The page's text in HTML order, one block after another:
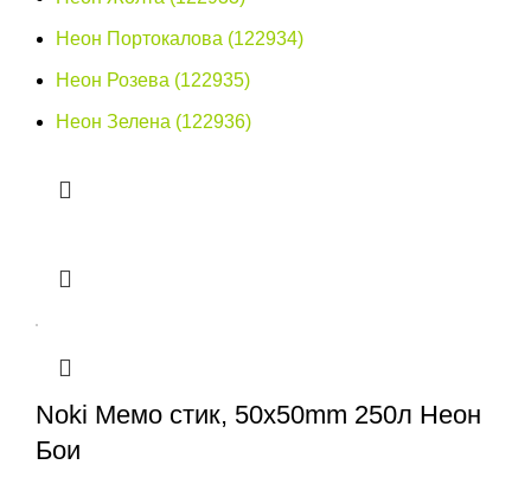
Неон Портокалова (122934)
Неон Розева (122935)
Неон Зелена (122936)
Noki Мемо стик, 50x50mm 250л Неон
Бои